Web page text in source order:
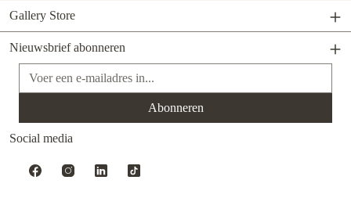
Gallery Store
Nieuwsbrief abonneren
E-mailadres*
Abonneren
Social media